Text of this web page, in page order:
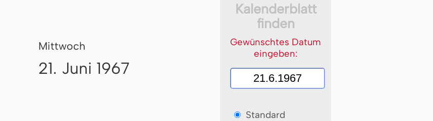
Mittwoch
21. Juni 1967
Kalenderblatt
finden
Gewünschtes Datum
eingeben:
Standard